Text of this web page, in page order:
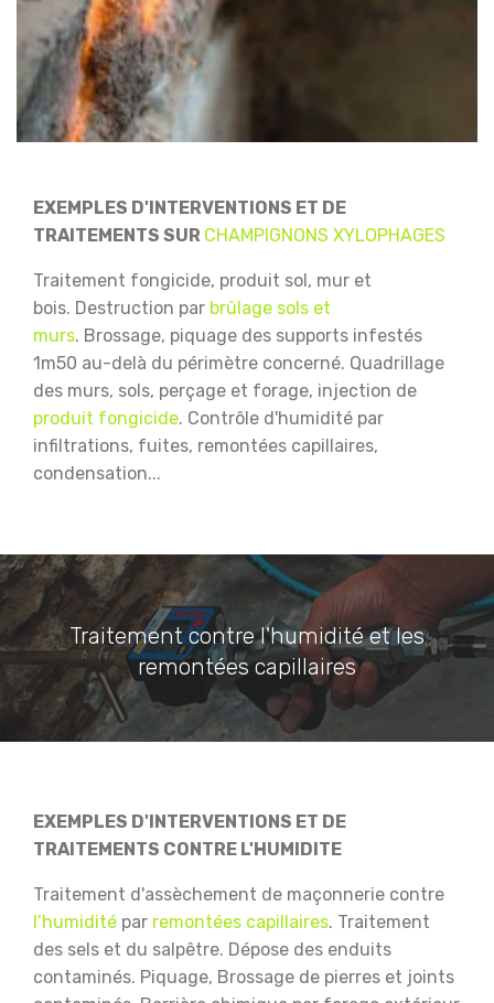
EXEMPLES D'INTERVENTIONS ET DE
TRAITEMENTS SUR CHAMPIGNONS XYLOPHAGES
Traitement fongicide, produit sol, mur et
bois. Destruction par brûlage sols et
murs. Brossage, piquage des supports infestés
1m50 au-delà du périmètre concerné. Quadrillage
des murs, sols, perçage et forage, injection de
produit fongicide. Contrôle d'humidité par
infiltrations, fuites, remontées capillaires,
condensation...
Traitement contre l'humidité et les
remontées capillaires
EXEMPLES D'INTERVENTIONS ET DE
TRAITEMENTS CONTRE L'HUMIDITE
Traitement d'assèchement de maçonnerie contre
l’humidité par remontées capillaires. Traitement
des sels et du salpêtre. Dépose des enduits
contaminés. Piquage, Brossage de pierres et joints